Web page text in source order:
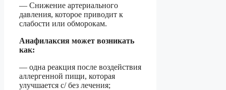
— Снижение артериального
давления, которое приводит к
слабости или обморокам.
Анафилаксия может возникать
как:
— одна реакция после воздействия
аллергенной пищи, которая
улучшается с/ без лечения;